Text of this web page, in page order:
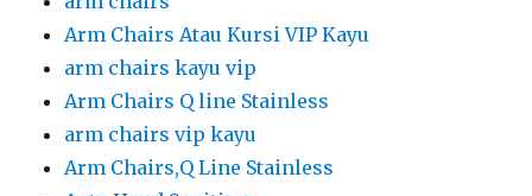
Arm Chairs Atau Kursi VIP Kayu
arm chairs kayu vip
Arm Chairs Q line Stainless
arm chairs vip kayu
Arm Chairs,Q Line Stainless